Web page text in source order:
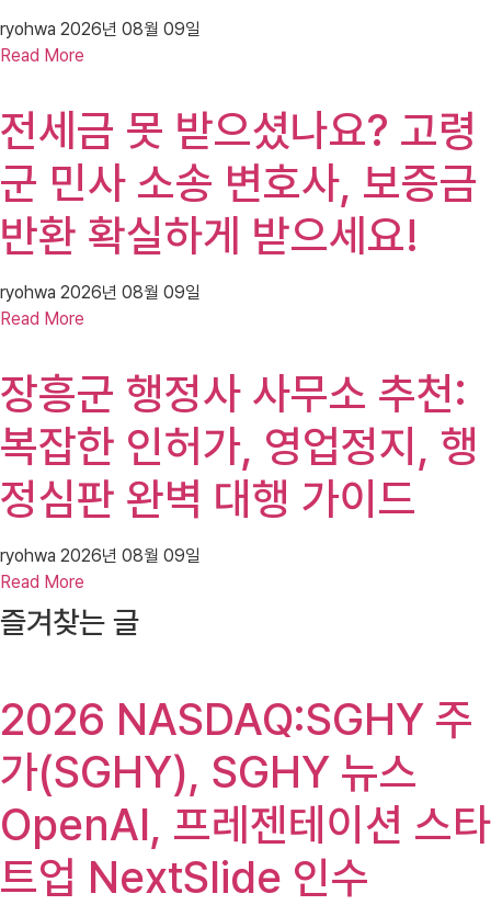
ryohwa 2026년 08월 09일
Read More
전세금 못 받으셨나요? 고령
군 민사 소송 변호사, 보증금
반환 확실하게 받으세요!
ryohwa 2026년 08월 09일
Read More
장흥군 행정사 사무소 추천:
복잡한 인허가, 영업정지, 행
정심판 완벽 대행 가이드
ryohwa 2026년 08월 09일
Read More
즐겨찾는 글
2026 NASDAQ:SGHY 주
가(SGHY), SGHY 뉴스
OpenAI, 프레젠테이션 스타
트업 NextSlide 인수